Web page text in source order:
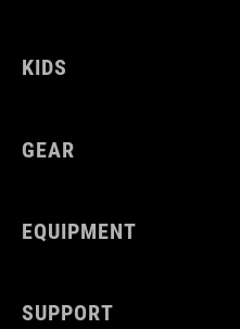
KIDS
GEAR
EQUIPMENT
SUPPORT